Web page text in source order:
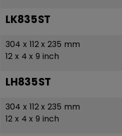
LK835ST
304 x 112 x 235 mm
12 x 4 x 9 inch
LH835ST
304 x 112 x 235 mm
12 x 4 x 9 inch